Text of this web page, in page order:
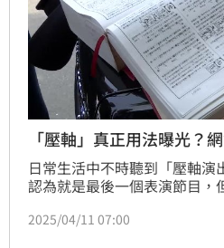
「壓軸」真正用法曝光？
日常生活中不時聽到「壓軸演
認為就是最後一個表演節目，
國語辭典才知真正意思是「倒
2025/04/11 07:00